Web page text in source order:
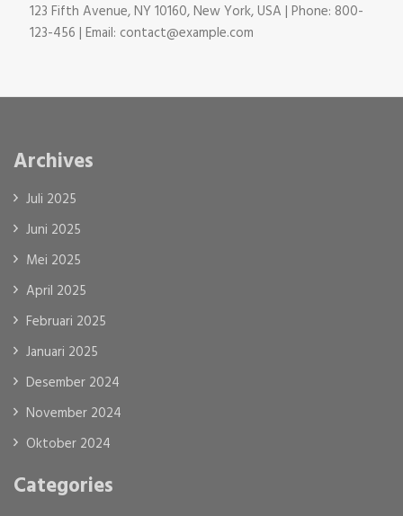
123 Fifth Avenue, NY 10160, New York, USA | Phone: 800-
123-456 | Email: contact@example.com
Archives
Juli 2025
Juni 2025
Mei 2025
April 2025
Februari 2025
Januari 2025
Desember 2024
November 2024
Oktober 2024
Categories